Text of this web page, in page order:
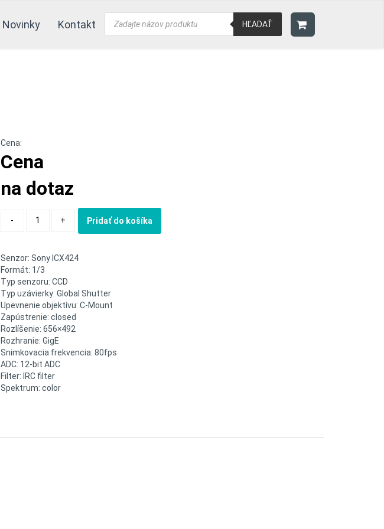
Novinky Kontakt
Products
search
HĽADAŤ
Cena:
Cena
na dotaz
- + Pridať do košíka
Senzor: Sony ICX424
Formát: 1/3
Typ senzoru: CCD
Typ uzávierky: Global Shutter
Upevnenie objektívu: C-Mount
Zapústrenie: closed
Rozlíšenie: 656×492
Rozhranie: GigE
Snimkovacia frekvencia: 80fps
ADC: 12-bit ADC
Filter: IRC filter
Spektrum: color